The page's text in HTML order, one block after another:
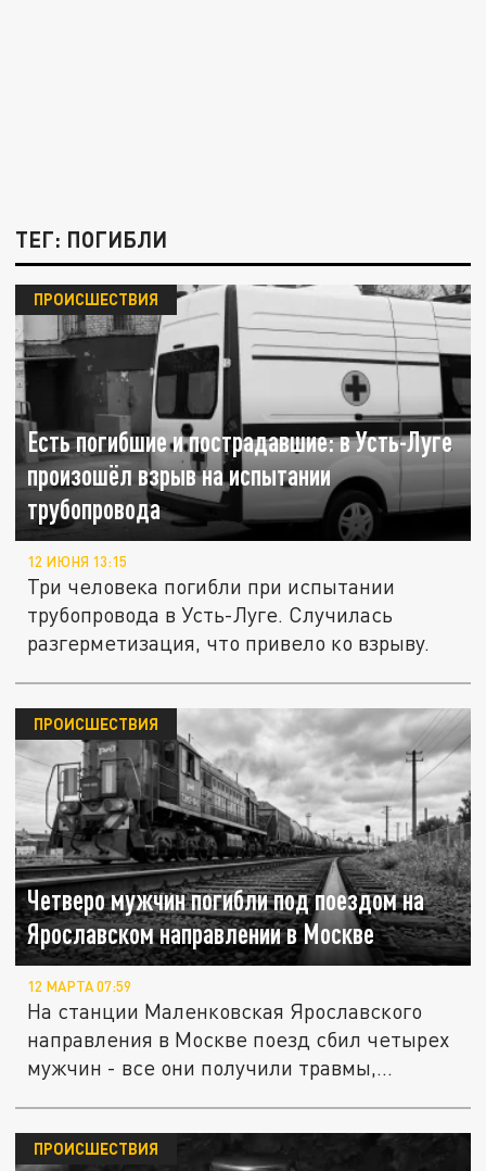
ТЕГ: ПОГИБЛИ
Есть погибшие и пострадавшие: в Усть-Луге
произошёл взрыв на испытании
трубопровода
ПРОИСШЕСТВИЯ
12 ИЮНЯ 13:15
Три человека погибли при испытании
трубопровода в Усть-Луге. Случилась
разгерметизация, что привело ко взрыву.
Четверо мужчин погибли под поездом на
Ярославском направлении в Москве
ПРОИСШЕСТВИЯ
12 МАРТА 07:59
На станции Маленковская Ярославского
направления в Москве поезд сбил четырех
мужчин - все они получили травмы,...
ПРОИСШЕСТВИЯ